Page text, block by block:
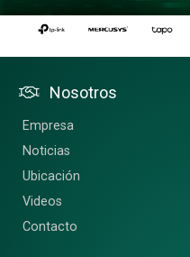
Nosotros
Empresa
Noticias
Ubicación
Videos
Contacto